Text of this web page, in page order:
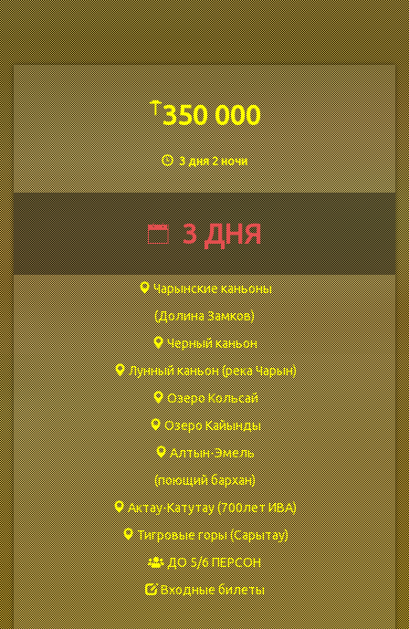
⍑350 000
3 дня 2 ночи
3 ДНЯ
Чарынские каньоны
(Долина Замков)
Черный каньон
Лунный каньон (река Чарын)
Озеро Кольсай
Озеро Кайынды
Алтын-Эмель
(поющий бархан)
Актау-Катутау (700лет ИВА)
Тигровые горы (Сарытау)
ДО 5/6 ПЕРСОН
Входные билеты